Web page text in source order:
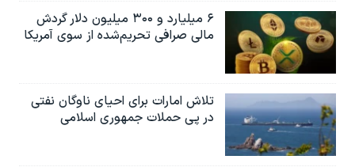
۶ میلیارد و ۳۰۰ میلیون دلار گردش
مالی صرافی تحریم‌شده از سوی آمریکا
تلاش امارات برای احیای ناوگان نفتی
در پی حملات جمهوری اسلامی